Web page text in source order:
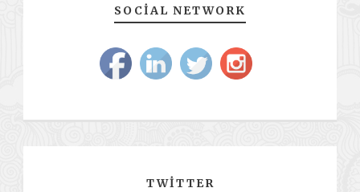
SOCIAL NETWORK
TWITTER